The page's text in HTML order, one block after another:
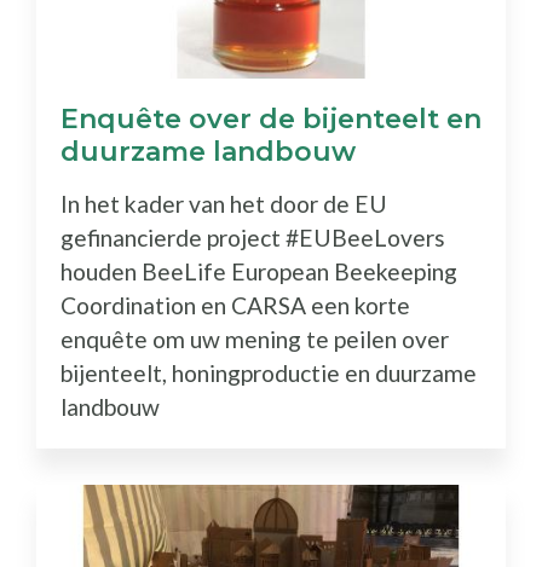
Enquête over de bijenteelt en
duurzame landbouw
In het kader van het door de EU
gefinancierde project #EUBeeLovers
houden BeeLife European Beekeeping
Coordination en CARSA een korte
enquête om uw mening te peilen over
bijenteelt, honingproductie en duurzame
landbouw